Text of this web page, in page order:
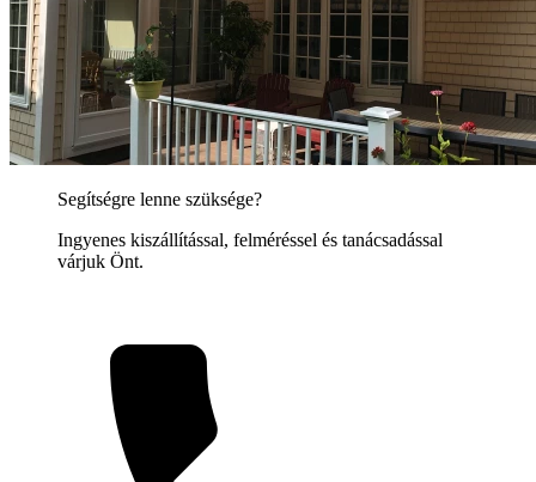
Segítségre lenne szüksége?
Ingyenes kiszállítással, felméréssel és tanácsadással
várjuk Önt.